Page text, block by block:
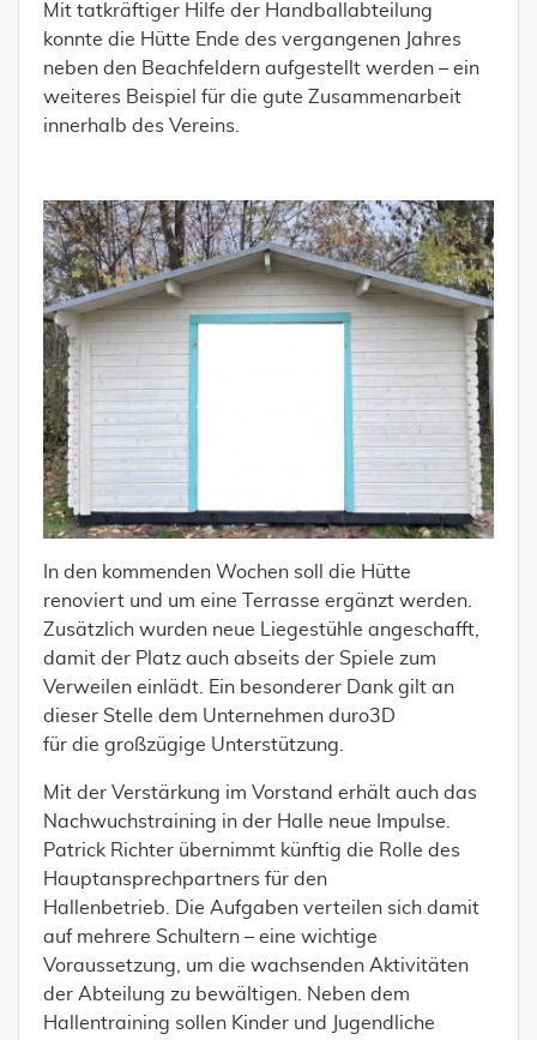
Mit tatkräftiger Hilfe der Handballabteilung
konnte die Hütte Ende des vergangenen Jahres
neben den Beachfeldern aufgestellt werden – ein
weiteres Beispiel für die gute Zusammenarbeit
innerhalb des Vereins.
In den kommenden Wochen soll die Hütte
renoviert und um eine Terrasse ergänzt werden.
Zusätzlich wurden neue Liegestühle angeschafft,
damit der Platz auch abseits der Spiele zum
Verweilen einlädt. Ein besonderer Dank gilt an
dieser Stelle dem Unternehmen duro3D
für die großzügige Unterstützung.
Mit der Verstärkung im Vorstand erhält auch das
Nachwuchstraining in der Halle neue Impulse.
Patrick Richter übernimmt künftig die Rolle des
Hauptansprechpartners für den
Hallenbetrieb. Die Aufgaben verteilen sich damit
auf mehrere Schultern – eine wichtige
Voraussetzung, um die wachsenden Aktivitäten
der Abteilung zu bewältigen. Neben dem
Hallentraining sollen Kinder und Jugendliche